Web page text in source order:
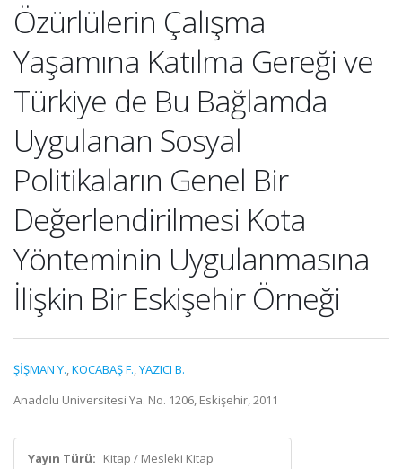
Özürlülerin Çalışma
Yaşamına Katılma Gereği ve
Türkiye de Bu Bağlamda
Uygulanan Sosyal
Politikaların Genel Bir
Değerlendirilmesi Kota
Yönteminin Uygulanmasına
İlişkin Bir Eskişehir Örneği
ŞİŞMAN Y.,KOCABAŞ F.,YAZICI B.
Anadolu Üniversitesi Ya. No. 1206, Eskişehir, 2011
Yayın Türü: Kitap / Mesleki Kitap